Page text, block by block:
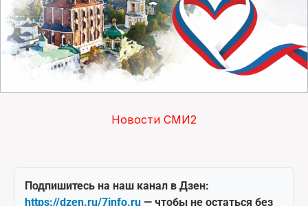
Новости СМИ2
Подпишитесь на наш канал в Дзен:
https://dzen.ru/7info.ru — чтобы не остаться без